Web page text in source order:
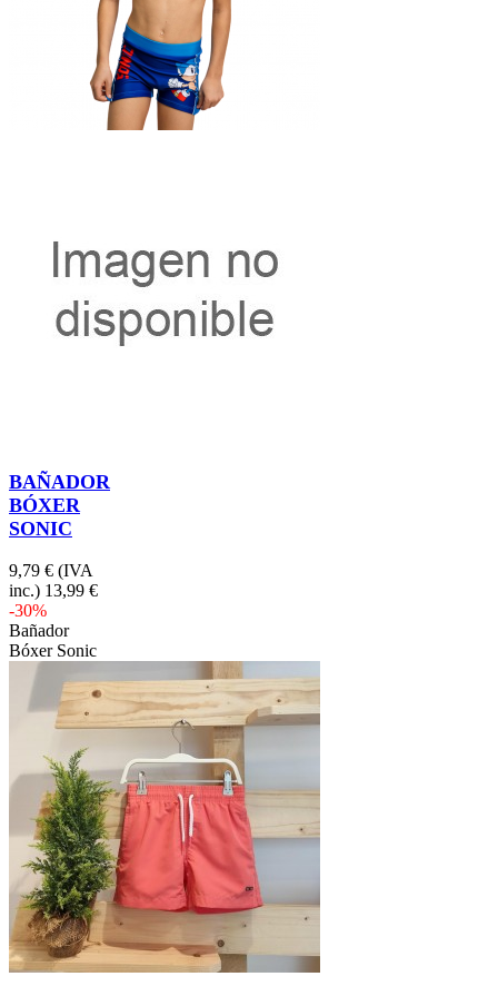
BAÑADOR
BÓXER
SONIC
9,79 € (IVA
inc.) 13,99 €
-30%
Bañador
Bóxer Sonic